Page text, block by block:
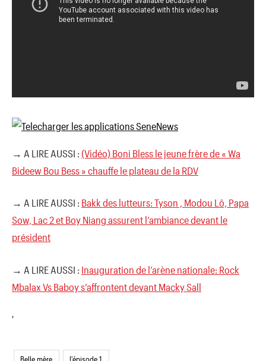
→ A LIRE AUSSI : (Vidéo) Boni Bless le jeune frère de « Wa
Bideew Bou Bess » chauffe le plateau de la RDV
→ A LIRE AUSSI : Bakk des lutteurs: Tyson , Modou Lô, Papa
Sow, Lac 2 et Boy Niang assurent l’ambiance devant le
président
→ A LIRE AUSSI : Inauguration de l’arène nationale: Rock
Mbalax Vs Baboy s’affrontent devant Macky Sall
'